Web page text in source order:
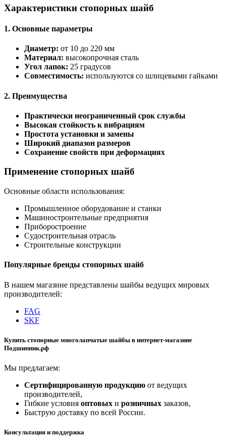
Характеристики стопорных шайб
1. Основные параметры
Диаметр: от 10 до 220 мм
Материал: высокопрочная сталь
Угол лапок: 25 градусов
Совместимость: используются со шлицевыми гайками
2. Преимущества
Практически неограниченный срок службы
Высокая стойкость к вибрациям
Простота установки и замены
Широкий диапазон размеров
Сохранение свойств при деформациях
Применение стопорных шайб
Основные области использования:
Промышленное оборудование и станки
Машиностроительные предприятия
Приборостроение
Судостроительная отрасль
Строительные конструкции
Популярные бренды стопорных шайб
В нашем магазине представлены шайбы ведущих мировых
производителей:
FAG
SKF
Купить стопорные многолапчатые шайбы в интернет-магазине
Подшипник.рф
Мы предлагаем:
Сертифицированную продукцию от ведущих
производителей,
Гибкие условия оптовых и розничных заказов,
Быструю доставку по всей России.
Консультация и поддержка